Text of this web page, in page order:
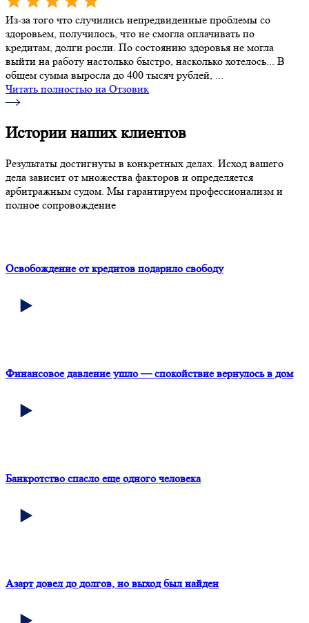
Из-за того что случились непредвиденные проблемы со
здоровьем, получилось, что не смогла оплачивать по
кредитам, долги росли. По состоянию здоровья не могла
выйти на работу настолько быстро, насколько хотелось... В
общем сумма выросла до 400 тысяч рублей, ...
Читать полностью на Отзовик
Истории наших клиентов
Результаты достигнуты в конкретных делах. Исход вашего
дела зависит от множества факторов и определяется
арбитражным судом. Мы гарантируем профессионализм и
полное сопровождение
Освобождение от кредитов подарило свободу
Финансовое давление ушло — спокойствие вернулось в дом
Банкротство спасло еще одного человека
Азарт довел до долгов, но выход был найден